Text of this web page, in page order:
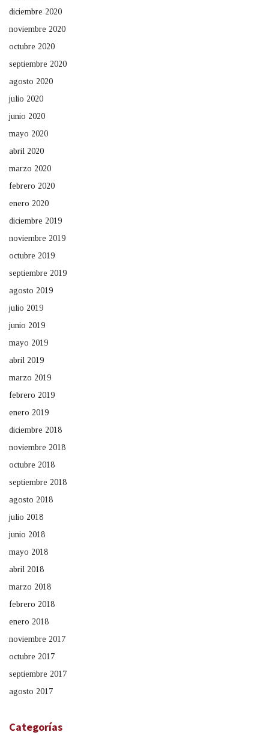
diciembre 2020
noviembre 2020
octubre 2020
septiembre 2020
agosto 2020
julio 2020
junio 2020
mayo 2020
abril 2020
marzo 2020
febrero 2020
enero 2020
diciembre 2019
noviembre 2019
octubre 2019
septiembre 2019
agosto 2019
julio 2019
junio 2019
mayo 2019
abril 2019
marzo 2019
febrero 2019
enero 2019
diciembre 2018
noviembre 2018
octubre 2018
septiembre 2018
agosto 2018
julio 2018
junio 2018
mayo 2018
abril 2018
marzo 2018
febrero 2018
enero 2018
noviembre 2017
octubre 2017
septiembre 2017
agosto 2017
Categorías